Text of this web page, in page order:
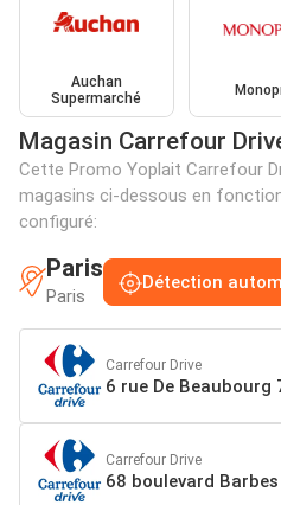
Auchan
Supermarché
Magasin Carrefour
Cette Promo Yoplait Carrefour
magasins ci-dessous en
configuré:
Paris
Paris
Détection
Carrefour Drive
6 rue De Beaubourg
Carrefour Drive
68 boulevard